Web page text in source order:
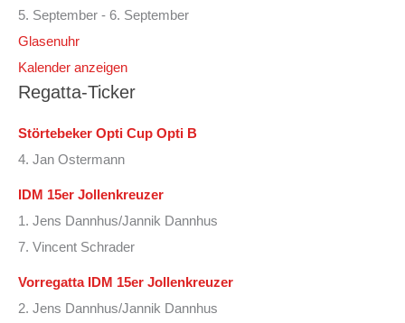
5. September - 6. September
Glasenuhr
Kalender anzeigen
Regatta-Ticker
Störtebeker Opti Cup Opti B
4. Jan Ostermann
IDM 15er Jollenkreuzer
1. Jens Dannhus/Jannik Dannhus
7. Vincent Schrader
Vorregatta IDM 15er Jollenkreuzer
2. Jens Dannhus/Jannik Dannhus